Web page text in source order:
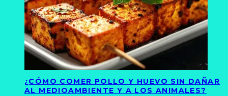
¿CÓMO COMER POLLO Y HUEVO SIN DAÑAR
AL MEDIOAMBIENTE Y A LOS ANIMALES?